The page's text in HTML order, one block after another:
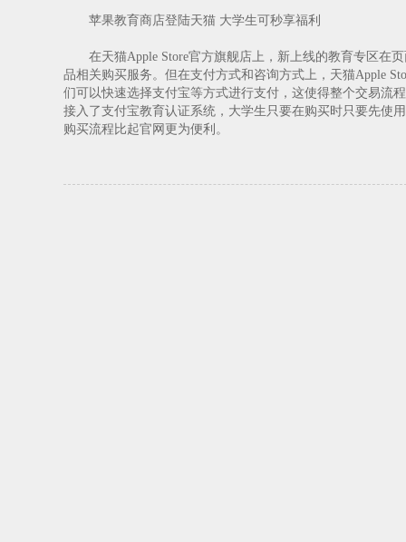
苹果教育商店登陆天猫 大学生可秒享福利
在天猫Apple Store官方旗舰店上，新上线的教育专区在
品相关购买服务。但在支付方式和咨询方式上，天猫Apple
们可以快速选择支付宝等方式进行支付，这使得整个交易流
接入了支付宝教育认证系统，大学生只要在购买时只要先使
购买流程比起官网更为便利。